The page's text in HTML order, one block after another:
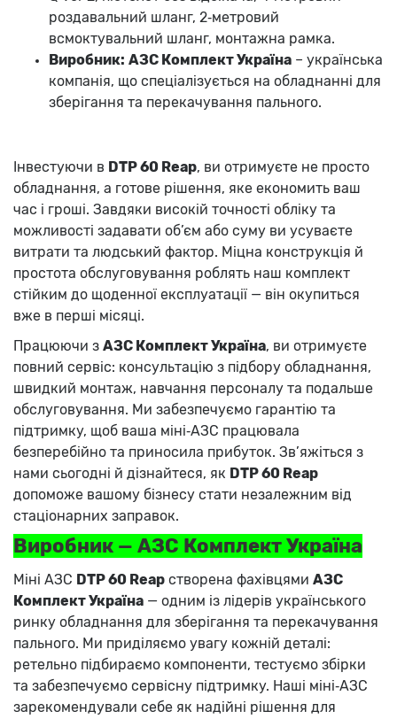
роздавальний шланг, 2‑метровий
всмоктувальний шланг, монтажна рамка.
Виробник: АЗС Комплект Україна – українська
компанія, що спеціалізується на обладнанні для
зберігання та перекачування пального.
Інвестуючи в DTP 60 Reap, ви отримуєте не просто
обладнання, а готове рішення, яке економить ваш
час і гроші. Завдяки високій точності обліку та
можливості задавати об’єм або суму ви усуваєте
витрати та людський фактор. Міцна конструкція й
простота обслуговування роблять наш комплект
стійким до щоденної експлуатації — він окупиться
вже в перші місяці.
Працюючи з АЗС Комплект Україна, ви отримуєте
повний сервіс: консультацію з підбору обладнання,
швидкий монтаж, навчання персоналу та подальше
обслуговування. Ми забезпечуємо гарантію та
підтримку, щоб ваша міні‑АЗС працювала
безперебійно та приносила прибуток. Зв’яжіться з
нами сьогодні й дізнайтеся, як DTP 60 Reap
допоможе вашому бізнесу стати незалежним від
стаціонарних заправок.
Виробник — АЗС Комплект Україна
Міні АЗС DTP 60 Reap створена фахівцями АЗС
Комплект Україна — одним із лідерів українського
ринку обладнання для зберігання та перекачування
пального. Ми приділяємо увагу кожній деталі:
ретельно підбираємо компоненти, тестуємо збірки
та забезпечуємо сервісну підтримку. Наші міні‑АЗС
зарекомендували себе як надійні рішення для